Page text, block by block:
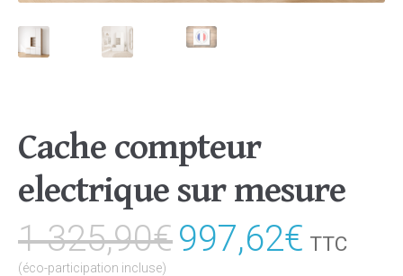
Cache compteur
electrique sur mesure
1 325,90€Le
997,62€Le
TTC
(éco-participation incluse)